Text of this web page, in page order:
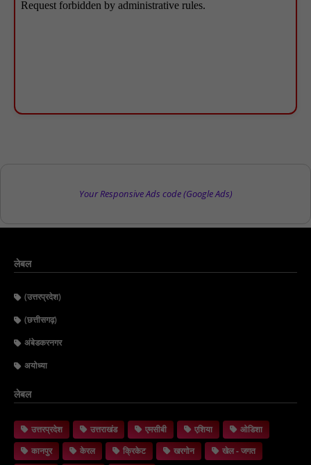
Your Responsive Ads code (Google Ads)
लेबल
(उत्तरप्रदेश)
(छत्तीसगढ़)
अंबेडकरनगर
अयोध्या
लेबल
उत्तरप्रदेश उत्तराखंड एमसीबी एशिया
ओडिशा
कानपुर
केरल क्रिकेट खरगोन
खेल - जगत